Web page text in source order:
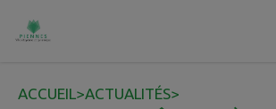
Contenu
ACCUEIL>ACTUALITÉS>